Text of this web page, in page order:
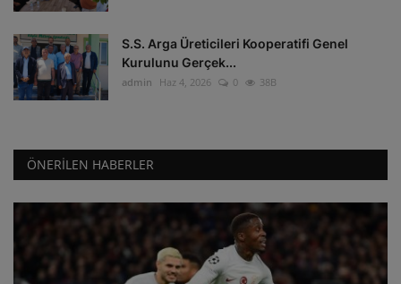
S.S. Arga Üreticileri Kooperatifi Genel
Kurulunu Gerçek...
admin Haz 4, 2026 0 38B
ÖNERILEN HABERLER